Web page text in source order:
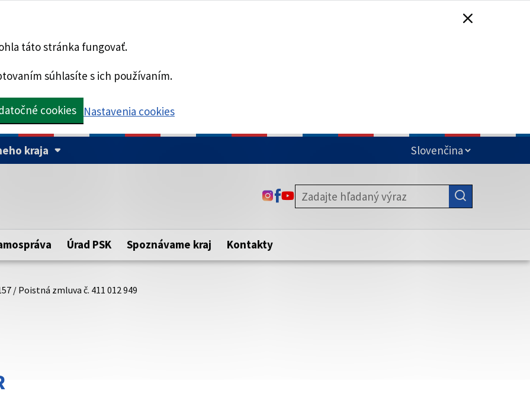
táto stránka fungovať.
súhlasíte s ich používaním.
cookies Nastavenia cookies
kraja
samosprávneho kraja.
Táto stránka je zabezpečená
zabezpečenú webovú stránku. Zabezpečená stránka vždy začína
https:// pred názvom domény webového sídla.
ODKAZ SA OTVORÍ NA NOVEJ KARTE
ODKAZ SA OTVORÍ NA NOVEJ KARTE
ODKAZ SA OTVORÍ NA NOVEJ KARTE
Úrad PSK Spoznávame kraj Kontakty
/ Poistná zmluva č. 411 012 949